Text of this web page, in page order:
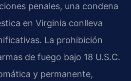
penales, una condena
en Virginia conlleva
La prohibición
de fuego bajo 18 U.S.C.
y permanente,